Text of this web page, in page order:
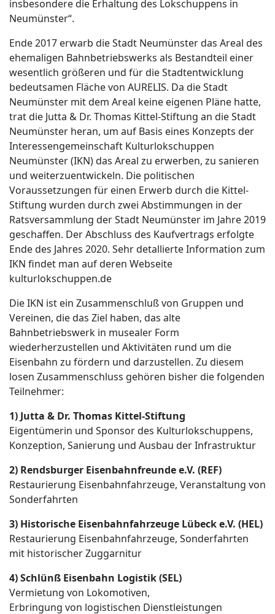
insbesondere die Erhaltung des Lokschuppens in
Neumünster“.
Ende 2017 erwarb die Stadt Neumünster das Areal des
ehemaligen Bahnbetriebswerks als Bestandteil einer
wesentlich größeren und für die Stadtentwicklung
bedeutsamen Fläche von AURELIS. Da die Stadt
Neumünster mit dem Areal keine eigenen Pläne hatte,
trat die Jutta & Dr. Thomas Kittel-Stiftung an die Stadt
Neumünster heran, um auf Basis eines Konzepts der
Interessengemeinschaft Kulturlokschuppen
Neumünster (IKN) das Areal zu erwerben, zu sanieren
und weiterzuentwickeln. Die politischen
Voraussetzungen für einen Erwerb durch die Kittel-
Stiftung wurden durch zwei Abstimmungen in der
Ratsversammlung der Stadt Neumünster im Jahre 2019
geschaffen. Der Abschluss des Kaufvertrags erfolgte
Ende des Jahres 2020. Sehr detallierte Information zum
IKN findet man auf deren Webseite
kulturlokschuppen.de
Die IKN ist ein Zusammenschluß von Gruppen und
Vereinen, die das Ziel haben, das alte
Bahnbetriebswerk in musealer Form
wiederherzustellen und Aktivitäten rund um die
Eisenbahn zu fördern und darzustellen. Zu diesem
losen Zusammenschluss gehören bisher die folgenden
Teilnehmer:
1) Jutta & Dr. Thomas Kittel-Stiftung
Eigentümerin und Sponsor des Kulturlokschuppens,
Konzeption, Sanierung und Ausbau der Infrastruktur
2) Rendsburger Eisenbahnfreunde e.V. (REF)
Restaurierung Eisenbahnfahrzeuge, Veranstaltung von
Sonderfahrten
3) Historische Eisenbahnfahrzeuge Lübeck e.V. (HEL)
Restaurierung Eisenbahnfahrzeuge, Sonderfahrten
mit historischer Zuggarnitur
4) Schlünß Eisenbahn Logistik (SEL)
Vermietung von Lokomotiven,
Erbringung von logistischen Dienstleistungen